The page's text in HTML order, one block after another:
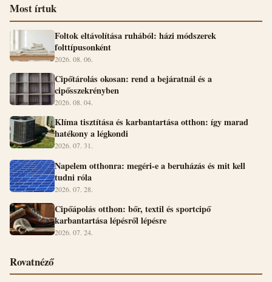
Most írtuk
Foltok eltávolítása ruhából: házi módszerek
folttípusonként
2026. 08. 06.
Cipőtárolás okosan: rend a bejáratnál és a
cipősszekrényben
2026. 08. 04.
Klíma tisztítása és karbantartása otthon: így marad
hatékony a légkondi
2026. 07. 31.
Napelem otthonra: megéri-e a beruházás és mit kell
tudni róla
2026. 07. 28.
Cipőápolás otthon: bőr, textil és sportcipő
karbantartása lépésről lépésre
2026. 07. 24.
Rovatnéző